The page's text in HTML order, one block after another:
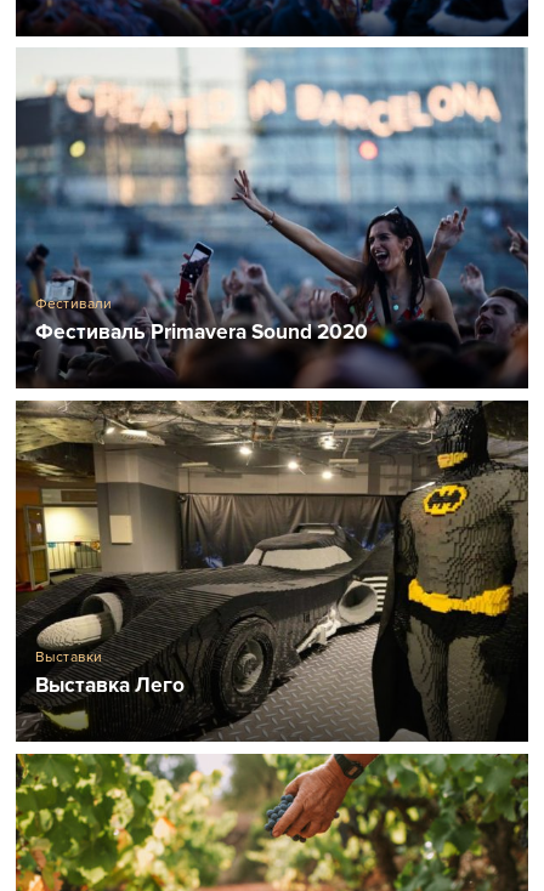
Фестивали
Фестиваль Primavera Sound 2020
Выставки
Выставка Лего